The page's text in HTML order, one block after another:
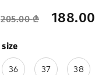
205.00₾ 188.00
size
36 37 38